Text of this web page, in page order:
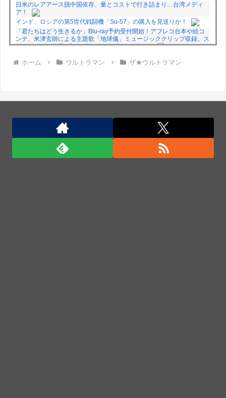
日米のレアアース脱中国依存、量とコストで行き詰まり…台湾メディ
ア！
インド、ロシアの第5世代戦闘機「Su-57」の購入を見送りか！
「君たちはどう生きるか」Blu-ray予約受付開始！アフレコ台本や絵コ
ンテ、米津玄師による主題歌「地球儀」ミュージッククリップ収録。ス
タジオジブリ作品で初の「4K UHD」版も発売！！
【しばらく固定記事です】
ホーム ウルトラマン ザ★ウルトラマン